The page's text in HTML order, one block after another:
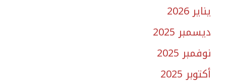
يناير 2026
ديسمبر 2025
نوفمبر 2025
أكتوبر 2025